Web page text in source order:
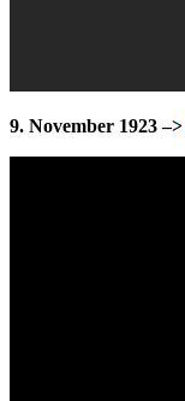
9. November 1923 –>